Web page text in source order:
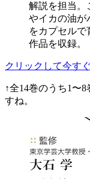
解説を担当。
やイカの油が
をカプセルで
作品を収録。
クリックして今す
↑全14巻のうち1〜
すね。